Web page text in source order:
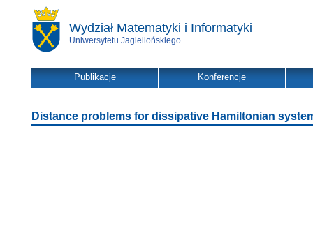
Wydział Matematyki i Informatyki
Uniwersytetu Jagiellońskiego
Publikacje Konferencje
Distance problems for dissipative Hamiltonian